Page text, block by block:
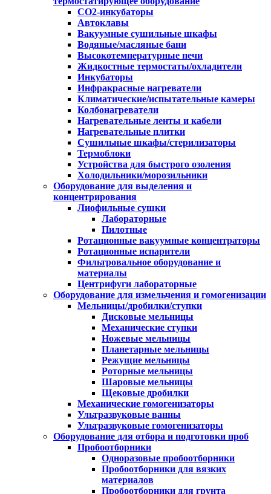
CO2-инкубаторы
Автоклавы
Вакуумные сушильные шкафы
Водяные/масляные бани
Высокотемпературные печи
Жидкостные термостаты/охладители
Инкубаторы
Инфракрасные нагреватели
Климатические/испытательные камеры
Колбонагреватели
Нагревательные ленты и кабели
Нагревательные плитки
Сушильные шкафы/стерилизаторы
Термоблоки
Устройства для быстрого озоления
Холодильники/морозильники
Оборудование для выделения и
концентрирования
Лиофильные сушки
Лабораторные
Пилотные
Ротационные вакуумные концентраторы
Ротационные испарители
Фильтровальное оборудование и
материалы
Центрифуги лабораторные
Оборудование для измельчения и гомогенизации
Мельницы/дробилки/ступки
Дисковые мельницы
Механические ступки
Ножевые мельницы
Планетарные мельницы
Режущие мельницы
Роторные мельницы
Шаровые мельницы
Щековые дробилки
Механические гомогенизаторы
Ультразвуковые ванны
Ультразвуковые гомогенизаторы
Оборудование для отбора и подготовки проб
Пробоотборники
Одноразовые пробоотборники
Пробоотборники для вязких
материалов
Пробоотборники для грунта